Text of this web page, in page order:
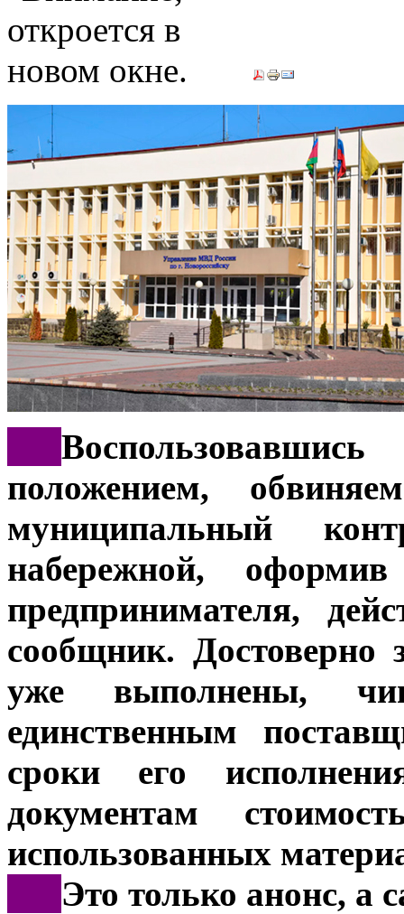
положением,
муниципальный
набережной,
предпринимателя,
сообщник. Достоверно
уже выполнены,
единственным
сроки его
документам
использованных
Это только анонс, а